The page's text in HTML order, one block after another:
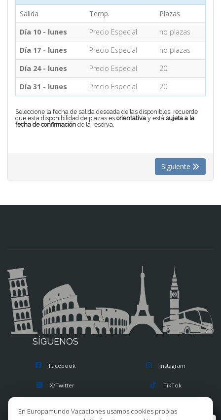
CONTACTO
MÁS
Salida Temp.
Plazas
Día 10 - lunes
Precio Especial
no plazas
Día 17 - lunes
Precio Especial
no plazas
Día 24 - lunes
Precio Especial
20
Día 31 - lunes
Precio Especial 20
Seleccione la fecha de salida deseada de las disponibles, recuerde
que esta disponibilidad de plazas es orientativa y está sujeta a la
fecha de confirmación de la reserva.
Siguiente
SÍGUENOS
Facebook
X/Twitter
Instagram
TikTok
En Europamundo Vacaciones usamos cookies propias